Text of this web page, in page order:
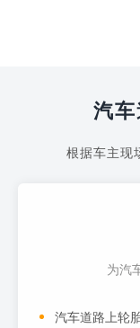
汽
根据车主现
为汽
汽车道路上轮